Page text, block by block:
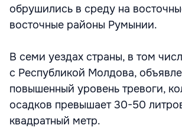
обрушились в среду на
восточные районы Румынии.
В семи уездах страны, в том
с Республикой Молдова,
повышенный уровень тревоги,
осадков превышает 30-50
квадратный метр.